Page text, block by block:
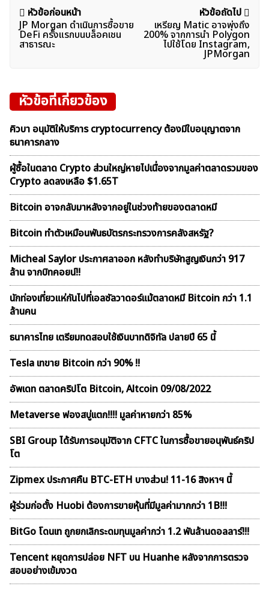
แนะแนว
เรื่อง
หัวข้อก่อนหน้า
JP Morgan ดำเนินการซื้อขาย
DeFi ครั้งแรกบนบล็อคเชน
สาธารณะ
หัวข้อถัดไป
เหรียญ Matic อาจพุ่งถึง
200% จากการนำ Polygon
ไปใช้โดย Instagram,
JPMorgan
หัวข้อที่เกี่ยวข้อง
คิวบา อนุมัติให้บริการ cryptocurrency ต้องมีใบอนุญาตจาก
ธนาคารกลาง
ผู้ซื้อในตลาด Crypto ส่วนใหญ่หายไปเนื่องจากมูลค่าตลาดรวมของ
Crypto ลดลงเหลือ $1.65T
Bitcoin อาจกลับมาหลังจากอยู่ในช่วงท้ายของตลาดหมี
Bitcoin ทำตัวเหมือนพันธบัตรกระทรวงการคลังสหรัฐ?
Micheal Saylor ประกาศลาออก หลังทำบริษัทสูญเงินกว่า 917
ล้าน จากบิทคอยน์!!
นักท่องเที่ยวแห่กันไปที่เอลซัลวาดอร์แม้ตลาดหมี Bitcoin กว่า 1.1
ล้านคน
ธนาคารไทย เตรียมทดสอบใช้เงินบาทดิจิทัล ปลายปี 65 นี้
Tesla เทขาย Bitcoin กว่า 90% !!
อัพเดท ตลาดคริปโต Bitcoin, Altcoin 09/08/2022
Metaverse ฟองสบู่เเตก!!!! มูลค่าหายกว่า 85%
SBI Group ได้รับการอนุมัติจาก CFTC ในการซื้อขายอนุพันธ์คริป
โต
Zipmex ประกาศคืน BTC-ETH บางส่วน! 11-16 สิงหาฯ นี้
ผู้ร่วมก่อตั้ง Huobi ต้องการขายหุ้นที่มีมูลค่ามากกว่า 1B!!!
BitGo โดนเท ถูกยกเลิกระดมทุนมูลค่ากว่า 1.2 พันล้านดอลลาร์!!!
Tencent หยุดการปล่อย NFT บน Huanhe หลังจากการตรวจ
สอบอย่างเข้มงวด